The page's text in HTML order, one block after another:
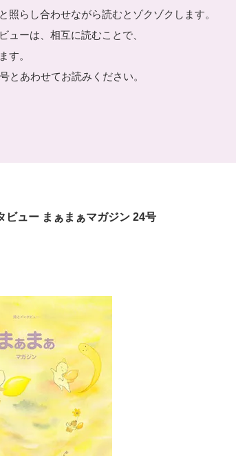
照らし合わせながら読むとゾクゾクします。
ューは、相互に読むことで、
す。
とあわせてお読みください。
ュー まぁまぁマガジン 24号